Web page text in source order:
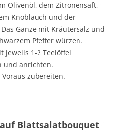
Olivenöl, dem Zitronensaft,
Knoblauch und der
Ganze mit Kräutersalz und
Pfeffer würzen.
jeweils 1-2 Teelöffel
und anrichten.
zubereiten.
Blattsalatbouquet